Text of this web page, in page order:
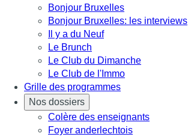
Bonjour Bruxelles
Bonjour Bruxelles: les interviews
Il y a du Neuf
Le Brunch
Le Club du Dimanche
Le Club de l'Immo
Grille des programmes
Nos dossiers
Colère des enseignants
Foyer anderlechtois